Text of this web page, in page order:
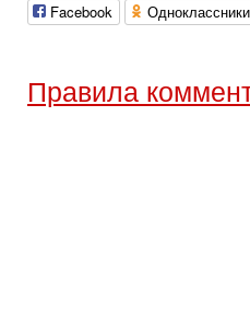
Facebook Одноклассники
Правила